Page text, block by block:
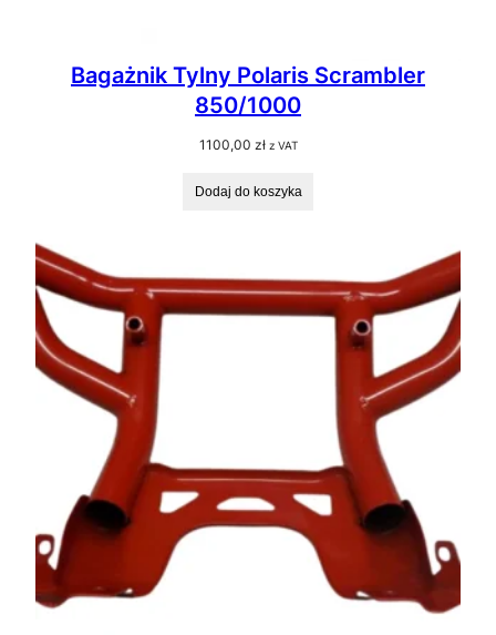
Bagażnik Tylny Polaris Scrambler
850/1000
1100,00 zł z VAT
Dodaj do koszyka